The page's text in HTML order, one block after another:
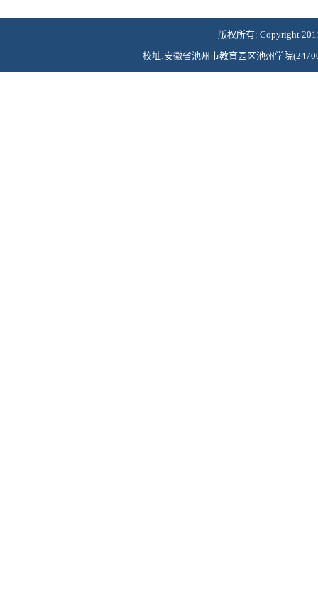
版权所有: Copyright
校址:安徽省池州市教育园区池州学院